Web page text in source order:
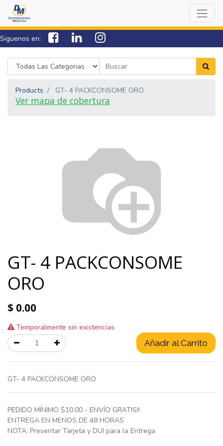
Siguenos en:
7538-0000 sac@lamorazan.com
Products GT- 4 PACKCONSOME ORO
Ver mapa de cobertura
GT- 4 PACKCONSOME
ORO
$ 0.00
Temporalmente sin existencias
Añadir al Carrito
GT- 4 PACKCONSOME ORO
PEDIDO MÍNIMO $10.00 - ENVÍO GRATIS!!
ENTREGA EN MENOS DE 48 HORAS
NOTA: Presentar Tarjeta y DUI para la Entrega